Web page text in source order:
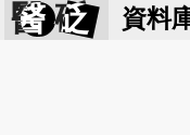
醫 砭 資料